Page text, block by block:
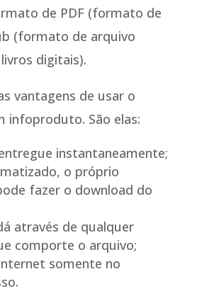
de PDF (formato de
(formato de arquivo
digitais).
vantagens de usar o
infoproduto. São elas:
instantaneamente;
o próprio
fazer o download do
através de qualquer
comporte o arquivo;
somente no